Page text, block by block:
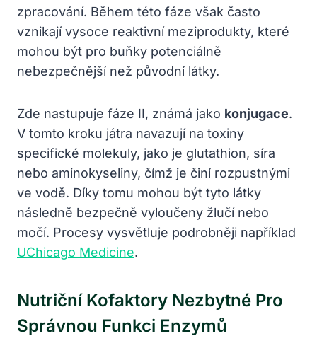
zpracování. Během této fáze však často
vznikají vysoce reaktivní meziprodukty, které
mohou být pro buňky potenciálně
nebezpečnější než původní látky.
Zde nastupuje fáze II, známá jako konjugace.
V tomto kroku játra navazují na toxiny
specifické molekuly, jako je glutathion, síra
nebo aminokyseliny, čímž je činí rozpustnými
ve vodě. Díky tomu mohou být tyto látky
následně bezpečně vyloučeny žlučí nebo
močí. Procesy vysvětluje podrobněji například
UChicago Medicine.
Nutriční Kofaktory Nezbytné Pro
Správnou Funkci Enzymů